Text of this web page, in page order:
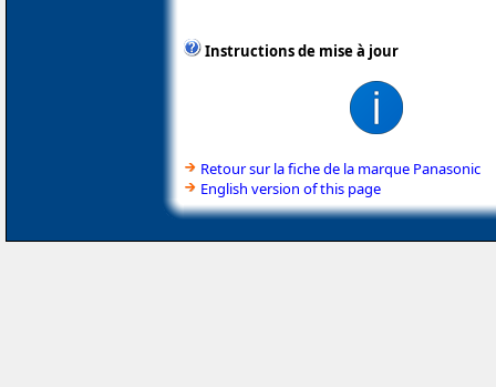
Instructions de mise à jour
Retour sur la fiche de la marque Panasonic
English version of this page